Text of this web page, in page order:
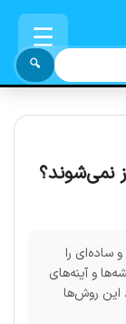
☰
🔍
نمی‌شوند؟
ساده‌ای را
و آینه‌های
این روش‌ها